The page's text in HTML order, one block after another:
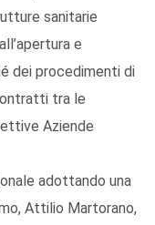
sanitarie
e
dei procedimenti di
tra le
Aziende
adottando una
Attilio Martorano,